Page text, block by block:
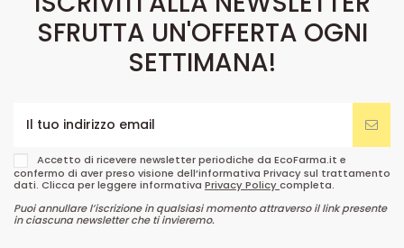
SFRUTTA UN'OFFERTA OGNI
SETTIMANA!
Accetto di ricevere newsletter periodiche da EcoFarma.it e
confermo di aver preso visione dell’informativa Privacy sul trattamento
dati. Clicca per leggere informativa Privacy Policycompleta.
Puoi annullare l’iscrizione in qualsiasi momento attraverso il link presente
in ciascuna newsletter che ti invieremo.